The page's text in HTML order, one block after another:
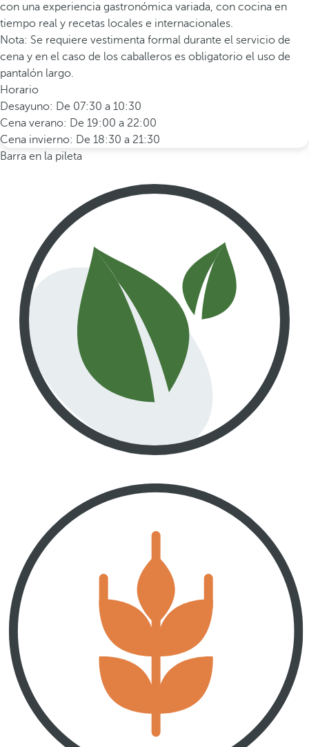
con una experiencia gastronómica variada, con cocina en
tiempo real y recetas locales e internacionales.
Nota: Se requiere vestimenta formal durante el servicio de
cena y en el caso de los caballeros es obligatorio el uso de
pantalón largo.
Horario
Desayuno: De 07:30 a 10:30
Cena verano: De 19:00 a 22:00
Cena invierno: De 18:30 a 21:30
Barra en la pileta